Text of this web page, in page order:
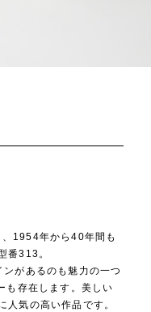
1954年から40年間も
番313。
があるのも魅力の一つ
も存在します。美しい
人気の高い作品です。